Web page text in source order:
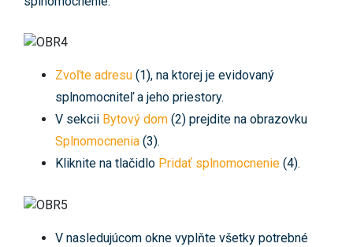
Zvoľte adresu (1), na ktorej je evidovaný
splnomocniteľ a jeho priestory.
V sekcii Bytový dom (2) prejdite na obrazovku
Splnomocnenia (3).
Kliknite na tlačidlo Pridať splnomocnenie (4).
V nasledujúcom okne vyplňte všetky potrebné